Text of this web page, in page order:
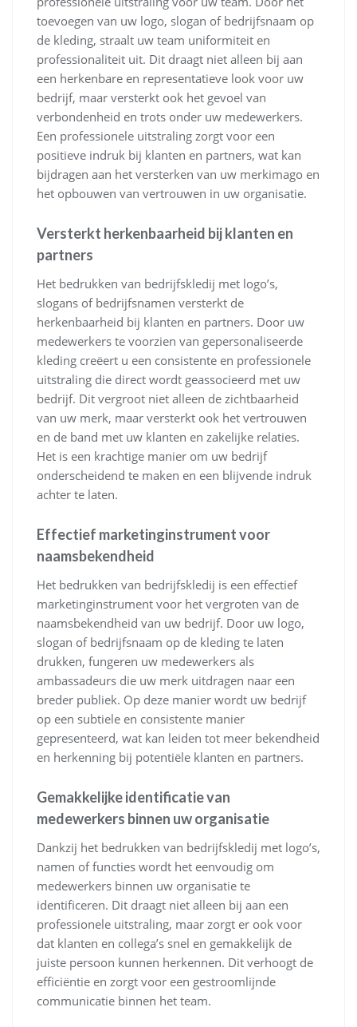
toevoegen van uw logo, slogan of bedrijfsnaam op
de kleding, straalt uw team uniformiteit en
professionaliteit uit. Dit draagt niet alleen bij aan
een herkenbare en representatieve look voor uw
bedrijf, maar versterkt ook het gevoel van
verbondenheid en trots onder uw medewerkers.
Een professionele uitstraling zorgt voor een
positieve indruk bij klanten en partners, wat kan
bijdragen aan het versterken van uw merkimago en
het opbouwen van vertrouwen in uw organisatie.
Versterkt herkenbaarheid bij klanten en
partners
Het bedrukken van bedrijfskledij met logo’s,
slogans of bedrijfsnamen versterkt de
herkenbaarheid bij klanten en partners. Door uw
medewerkers te voorzien van gepersonaliseerde
kleding creëert u een consistente en professionele
uitstraling die direct wordt geassocieerd met uw
bedrijf. Dit vergroot niet alleen de zichtbaarheid
van uw merk, maar versterkt ook het vertrouwen
en de band met uw klanten en zakelijke relaties.
Het is een krachtige manier om uw bedrijf
onderscheidend te maken en een blijvende indruk
achter te laten.
Effectief marketinginstrument voor
naamsbekendheid
Het bedrukken van bedrijfskledij is een effectief
marketinginstrument voor het vergroten van de
naamsbekendheid van uw bedrijf. Door uw logo,
slogan of bedrijfsnaam op de kleding te laten
drukken, fungeren uw medewerkers als
ambassadeurs die uw merk uitdragen naar een
breder publiek. Op deze manier wordt uw bedrijf
op een subtiele en consistente manier
gepresenteerd, wat kan leiden tot meer bekendheid
en herkenning bij potentiële klanten en partners.
Gemakkelijke identificatie van
medewerkers binnen uw organisatie
Dankzij het bedrukken van bedrijfskledij met logo’s,
namen of functies wordt het eenvoudig om
medewerkers binnen uw organisatie te
identificeren. Dit draagt niet alleen bij aan een
professionele uitstraling, maar zorgt er ook voor
dat klanten en collega’s snel en gemakkelijk de
juiste persoon kunnen herkennen. Dit verhoogt de
efficiëntie en zorgt voor een gestroomlijnde
communicatie binnen het team.